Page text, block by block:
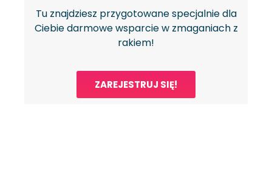
Tu znajdziesz przygotowane specjalnie dla
Ciebie darmowe wsparcie w zmaganiach z
rakiem!
ZAREJESTRUJ SIĘ!